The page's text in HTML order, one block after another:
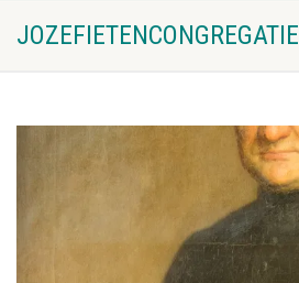
JOZEFIETENCONGREGATIE